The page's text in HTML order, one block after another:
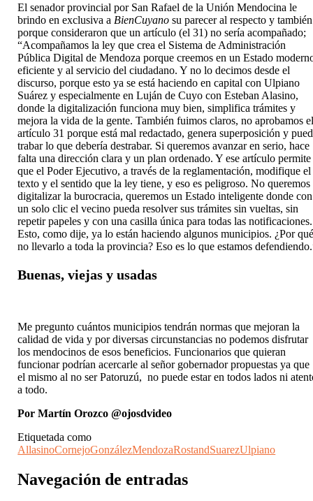
El senador provincial por San Rafael de la Unión Mendocina le
brindo en exclusiva a BienCuyano su parecer al respecto y también
porque consideraron que un artículo (el 31) no sería acompañado;
“Acompañamos la ley que crea el Sistema de Administración
Pública Digital de Mendoza porque creemos en un Estado
eficiente y al servicio del ciudadano. Y no lo decimos desde el
discurso, porque esto ya se está haciendo en capital con Ulpiano
Suárez y especialmente en Luján de Cuyo con Esteban Alasino,
donde la digitalización funciona muy bien, simplifica trámites y
mejora la vida de la gente. También fuimos claros, no aprobamos
artículo 31 porque está mal redactado, genera superposición y
trabar lo que debería destrabar. Si queremos avanzar en serio, hace
falta una dirección clara y un plan ordenado. Y ese artículo permite
que el Poder Ejecutivo, a través de la reglamentación, modifique el
texto y el sentido que la ley tiene, y eso es peligroso. No queremos
digitalizar la burocracia, queremos un Estado inteligente donde con
un solo clic el vecino pueda resolver sus trámites sin vueltas, sin
repetir papeles y con una casilla única para todas las notificaciones.
Esto, como dije, ya lo están haciendo algunos municipios. ¿Por
no llevarlo a toda la provincia? Eso es lo que estamos
Buenas, viejas y usadas
Me pregunto cuántos municipios tendrán normas que mejoran la
calidad de vida y por diversas circunstancias no podemos disfrutar
los mendocinos de esos beneficios. Funcionarios que quieran
funcionar podrían acercarle al señor gobernador propuestas ya que
el mismo al no ser Patoruzú, no puede estar en todos lados ni
a todo.
Por Martín Orozco @ojosdvideo
Etiquetada como
AllasinoCornejoGonzálezMendozaRostandSuarezUlpiano
Navegación de entradas